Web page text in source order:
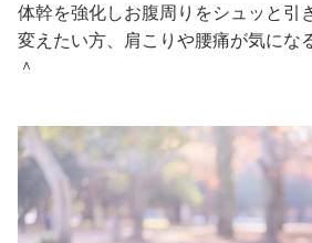
体幹を強化しお腹周りをシュッと引
変えたい方、肩こりや腰痛が気にな
＾